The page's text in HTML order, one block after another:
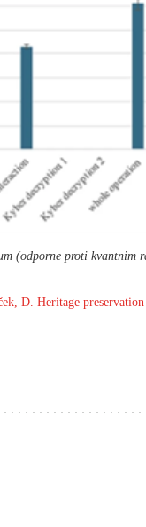
(odporne proti kvantnim
D. Heritage